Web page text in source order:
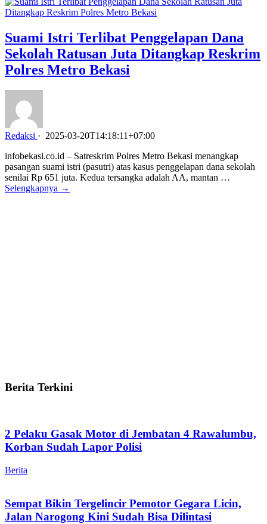
Suami Istri Terlibat Penggelapan Dana
Sekolah Ratusan Juta Ditangkap Reskrim
Polres Metro Bekasi
Redaksi · 2025-03-20T14:18:11+07:00
infobekasi.co.id – Satreskrim Polres Metro Bekasi menangkap
pasangan suami istri (pasutri) atas kasus penggelapan dana sekolah
senilai Rp 651 juta. Kedua tersangka adalah AA, mantan …
Selengkapnya →
Berita Terkini
2 Pelaku Gasak Motor di Jembatan 4 Rawalumbu,
Korban Sudah Lapor Polisi
Berita
Sempat Bikin Tergelincir Pemotor Gegara Licin,
Jalan Narogong Kini Sudah Bisa Dilintasi